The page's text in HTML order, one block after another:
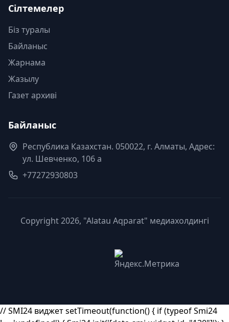
Сілтемелер
Біз туралы
Байланыс
Жарнама
Жазылу
Газет архиві
Байланыс
Республика Казахстан. 050022, г. Алматы, Адрес:
ул. Шевченко, 106 а
+77272930803
Copyright 2026, "Alatau Aqparat" медиахолдингі
// SMI24 виджет setTimeout(function() { if (typeof Smi24